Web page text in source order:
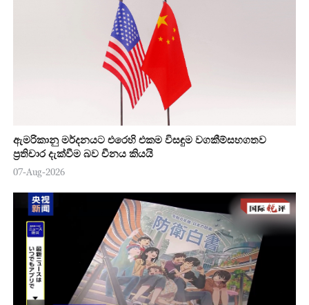
ඇමරිකානු මර්දනයට එරෙහි එකම විසඳුම වගකීම්සහගතව
ප්‍රතිචාර දැක්වීම බව චීනය කියයි
07-Aug-2026